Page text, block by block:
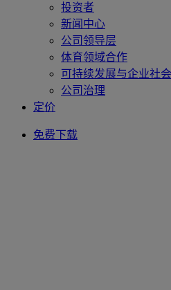
投资者
新闻中心
公司领导层
体育领域合作
可持续发展与企业社
公司治理
定价
免费下载